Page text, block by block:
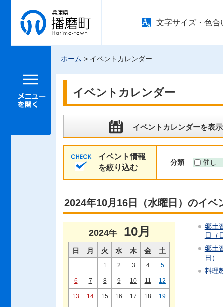
兵庫県 播
磨町
文字サイズ・色合
メニュー
ホーム > イベントカレンダー
イベントカレンダー
イベントカレンダーを表示
イベント情報
を絞り込む
分類 催し
2024年10月16日（水曜日）のイベ
2024年 10月
日 月 火 水 木 金 土
1 2 3 4 5
6 7 8 9 10 11 12
13 14 15 16 17 18 19
郷土
日（
郷土
日）
料理